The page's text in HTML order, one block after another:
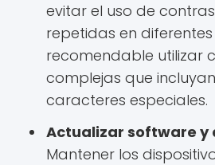
evitar el uso de
repetidas en diferentes
recomendable utilizar
complejas que
caracteres especiales.
Actualizar software y
Mantener los